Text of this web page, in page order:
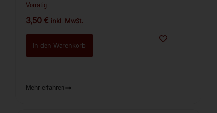
Vorrätig
3,50€ inkl. MwSt.
In den Warenkorb
Mehr erfahren